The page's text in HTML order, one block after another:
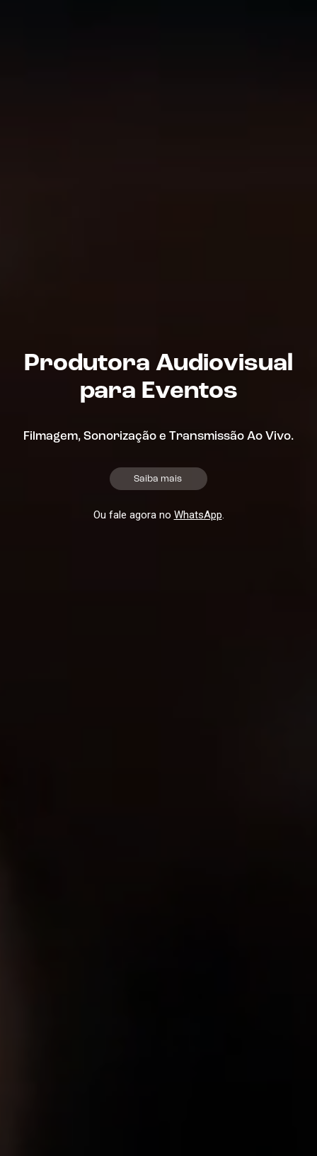
Produtora Audiovisual
para Eventos
Filmagem, Sonorização e Transmissão Ao Vivo.
Saiba mais
Ou fale agora no WhatsApp.